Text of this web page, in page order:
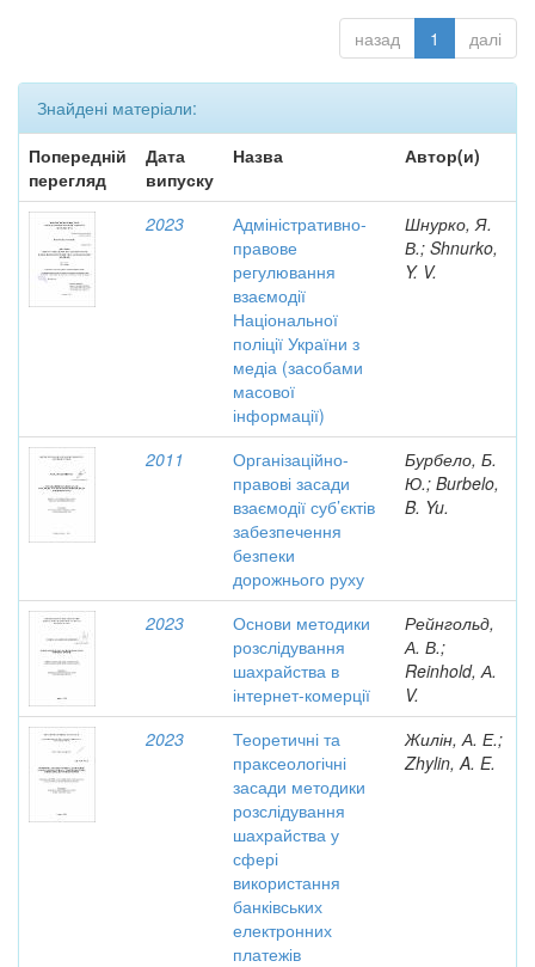
назад 1 далі
Знайдені матеріали:
Попередній
перегляд
Дата
випуску
Назва Автор(и)
2023
Адміністративно-
правове
регулювання
взаємодії
Національної
поліції України з
медіа (засобами
масової
інформації)
Шнурко, Я.
В.; Shnurko,
Y. V.
2011
Організаційно-
правові засади
взаємодії суб’єктів
забезпечення
безпеки
дорожнього руху
Бурбело, Б.
Ю.; Burbelo,
B. Yu.
2023
Основи методики
розслідування
шахрайства в
інтернет-комерції
Рейнгольд,
А. В.;
Reinhold, А.
V.
2023
Теоретичні та
праксеологічні
засади методики
розслідування
шахрайства у
сфері
використання
банківських
електронних
платежів
Жилін, А. Е.;
Zhylin, A. E.